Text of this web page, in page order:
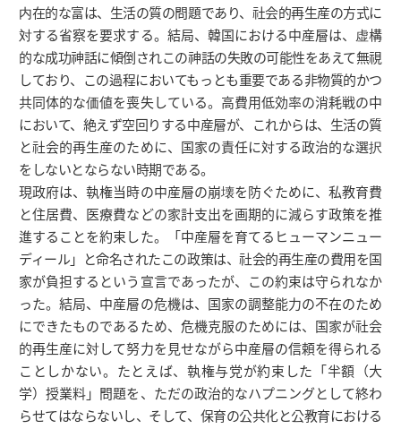
内在的な富は、生活の質の問題であり、社会的再生産の方式に
対する省察を要求する。結局、韓国における中産層は、虚構
的な成功神話に傾倒されこの神話の失敗の可能性をあえて無視
しており、この過程においてもっとも重要である非物質的かつ
共同体的な価値を喪失している。高費用低効率の消耗戦の中
において、絶えず空回りする中産層が、これからは、生活の質
と社会的再生産のために、国家の責任に対する政治的な選択
をしないとならない時期である。
現政府は、執権当時の中産層の崩壊を防ぐために、私教育費
と住居費、医療費などの家計支出を画期的に減らす政策を推
進することを約束した。「中産層を育てるヒューマンニュー
ディール」と命名されたこの政策は、社会的再生産の費用を国
家が負担するという宣言であったが、この約束は守られなか
った。結局、中産層の危機は、国家の調整能力の不在のため
にできたものであるため、危機克服のためには、国家が社会
的再生産に対して努力を見せながら中産層の信頼を得られる
ことしかない。たとえば、執権与党が約束した「半額（大
学）授業料」問題を、ただの政治的なハプニングとして終わ
らせてはならないし、そして、保育の公共化と公教育における